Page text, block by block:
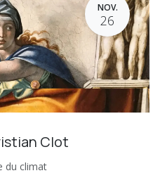
NOV.
26
Clot
du climat